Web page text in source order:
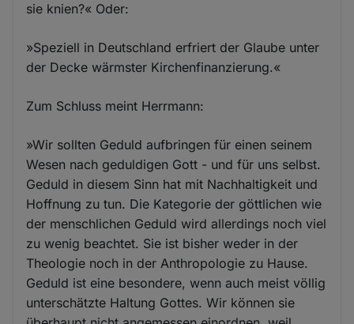
sie knien?« Oder:
»Speziell in Deutschland erfriert der Glaube unter
der Decke wärmster Kirchenfinanzierung.«
Zum Schluss meint Herrmann:
»Wir sollten Geduld aufbringen für einen seinem
Wesen nach geduldigen Gott - und für uns selbst.
Geduld in diesem Sinn hat mit Nachhaltigkeit und
Hoffnung zu tun. Die Kategorie der göttlichen wie
der menschlichen Geduld wird allerdings noch viel
zu wenig beachtet. Sie ist bisher weder in der
Theologie noch in der Anthropologie zu Hause.
Geduld ist eine besondere, wenn auch meist völlig
unterschätzte Haltung Gottes. Wir können sie